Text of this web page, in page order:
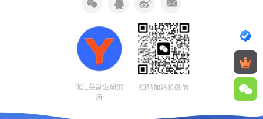
优汇英副业研究
所
扫码加站长微信